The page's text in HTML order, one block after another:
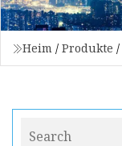
Heim / Produkte /